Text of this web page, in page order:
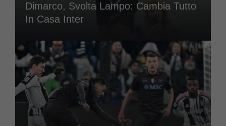
Dimarco, Svolta Lampo: Cambia Tutto
In Casa Inter